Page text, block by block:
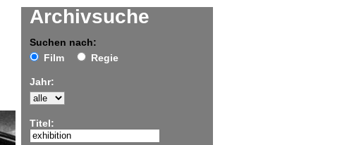
Archivsuche
Suchen nach:
Film
Regie
Jahr:
Titel: